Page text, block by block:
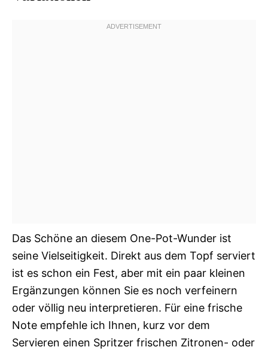
Das Schöne an diesem One-Pot-Wunder ist
seine Vielseitigkeit. Direkt aus dem Topf serviert
ist es schon ein Fest, aber mit ein paar kleinen
Ergänzungen können Sie es noch verfeinern
oder völlig neu interpretieren. Für eine frische
Note empfehle ich Ihnen, kurz vor dem
Servieren einen Spritzer frischen Zitronen- oder